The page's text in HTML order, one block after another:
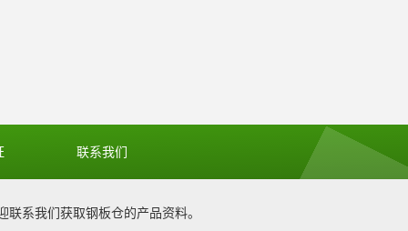
联系我们
联系我们获取钢板仓的产品资料。